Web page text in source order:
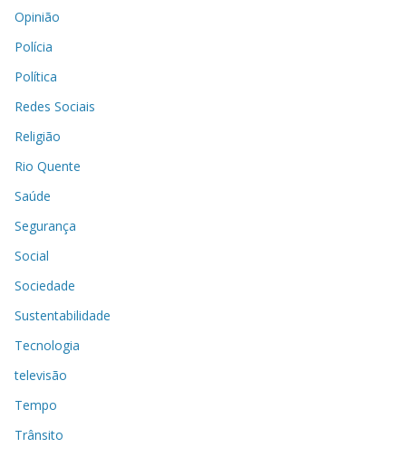
Opinião
Polícia
Política
Redes Sociais
Religião
Rio Quente
Saúde
Segurança
Social
Sociedade
Sustentabilidade
Tecnologia
televisão
Tempo
Trânsito